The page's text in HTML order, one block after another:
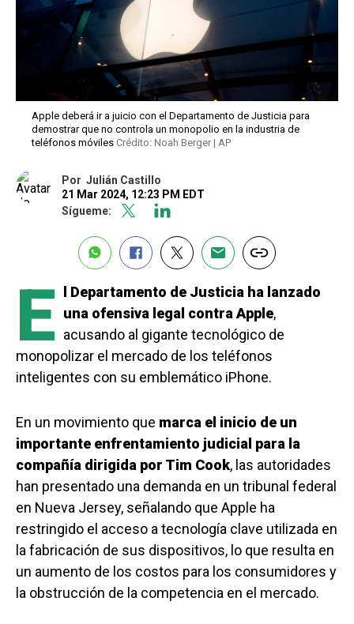
Apple deberá ir a juicio con el Departamento de Justicia para
demostrar que no controla un monopolio en la industria de
teléfonos móviles Crédito: Noah Berger | AP
Por Julián Castillo
21 Mar 2024, 12:23 PM EDT
Sígueme:
E
l Departamento de Justicia ha lanzado
una ofensiva legal contra Apple,
acusando al gigante tecnológico de
monopolizar el mercado de los teléfonos
inteligentes con su emblemático iPhone.
En un movimiento que marca el inicio de un
importante enfrentamiento judicial para la
compañía dirigida por Tim Cook, las autoridades
han presentado una demanda en un tribunal federal
en Nueva Jersey, señalando que Apple ha
restringido el acceso a tecnología clave utilizada en
la fabricación de sus dispositivos, lo que resulta en
un aumento de los costos para los consumidores y
la obstrucción de la competencia en el mercado.